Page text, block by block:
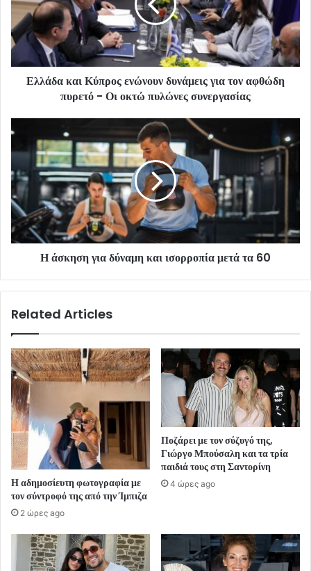
Ελλάδα και Κύπρος ενώνουν δυνάμεις για τον αφθώδη
πυρετό - Οι οκτώ πυλώνες συνεργασίας
Η άσκηση για δύναμη και ισορροπία μετά τα 60
Related Articles
Η αδημοσίευτη φωτογραφία με
τον σύντροφό της από την Ίμπιζα
2 ώρες ago
Ποζάρει με τον σύζυγό της,
Γιώργο Μπούσαλη και τα τρία
παιδιά τους στη Σαντορίνη
4 ώρες ago